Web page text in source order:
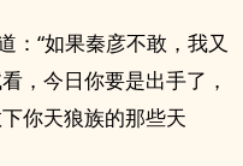
：“如果秦彦不敢，我又
，今日你要是出手了，
你天狼族的那些天